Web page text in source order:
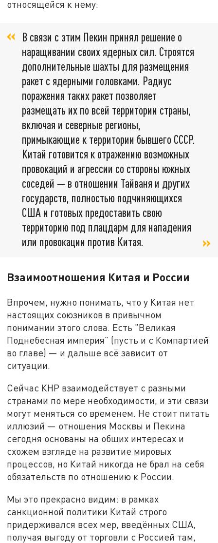
относящейся к нему:
В связи с этим Пекин принял решение о
наращивании своих ядерных сил. Строятся
дополнительные шахты для размещения
ракет с ядерными головками. Радиус
поражения таких ракет позволяет
размещать их по всей территории страны,
включая и северные регионы,
примыкающие к территории бывшего СССР.
Китай готовится к отражению возможных
провокаций и агрессии со стороны южных
соседей — в отношении Тайваня и других
государств, полностью подчиняющихся
США и готовых предоставить свою
территорию под плацдарм для нападения
или провокации против Китая.
Взаимоотношения Китая и России
Впрочем, нужно понимать, что у Китая нет
настоящих союзников в привычном
понимании этого слова. Есть "Великая
Поднебесная империя" (пусть и с Компартией
во главе) — и дальше всё зависит от
ситуации.
Сейчас КНР взаимодействует с разными
странами по мере необходимости, и эти связи
могут меняться со временем. Не стоит питать
иллюзий — отношения Москвы и Пекина
сегодня основаны на общих интересах и
схожем взгляде на развитие мировых
процессов, но Китай никогда не брал на себя
обязательств по отношению к России.
Мы это прекрасно видим: в рамках
санкционной политики Китай строго
придерживался всех мер, введённых США,
получая выгоду от торговли с Россией там,